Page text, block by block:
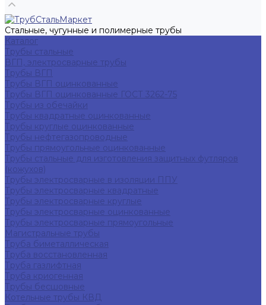
Стальные, чугунные и полимерные трубы
Каталог
Трубы стальные
ВГП, электросварные трубы
Трубы ВГП
Трубы ВГП оцинкованные
Трубы ВГП оцинкованные ГОСТ 3262-75
Трубы из обечайки
Трубы квадратные оцинкованные
Трубы круглые оцинкованные
Трубы нефтегазопроводные
Трубы прямоугольные оцинкованные
Трубы стальные для изготовления защитных футляров
(кожухов)
Трубы электросварные в изоляции ППУ
Трубы электросварные квадратные
Трубы электросварные круглые
Трубы электросварные оцинкованные
Трубы электросварные прямоугольные
Магистральные трубы
Труба биметаллическая
Труба восстановленная
Труба газлифтная
Труба криогенная
Трубы бесшовные
Котельные трубы КВД